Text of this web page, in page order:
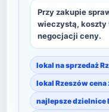
Przy zakupie
wieczystą, koszty
negocjacji ceny.
lokal na sprzedaż
lokal Rzeszów cena
najlepsze dzielnice